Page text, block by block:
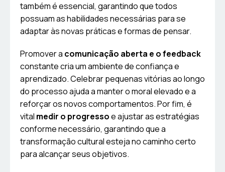
também é essencial, garantindo que todos
possuam as habilidades necessárias para se
adaptar às novas práticas e formas de pensar.
Promover a comunicação aberta e o feedback
constante cria um ambiente de confiança e
aprendizado. Celebrar pequenas vitórias ao longo
do processo ajuda a manter o moral elevado e a
reforçar os novos comportamentos. Por fim, é
vital medir o progressoe ajustar as estratégias
conforme necessário, garantindo que a
transformação cultural esteja no caminho certo
para alcançar seus objetivos.